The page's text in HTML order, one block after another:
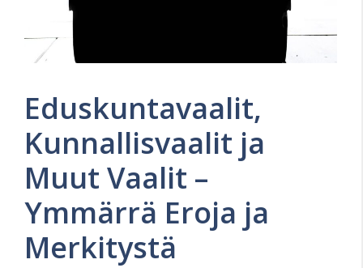
Eduskuntavaalit,
Kunnallisvaalit ja
Muut Vaalit –
Ymmärrä Eroja ja
Merkitystä